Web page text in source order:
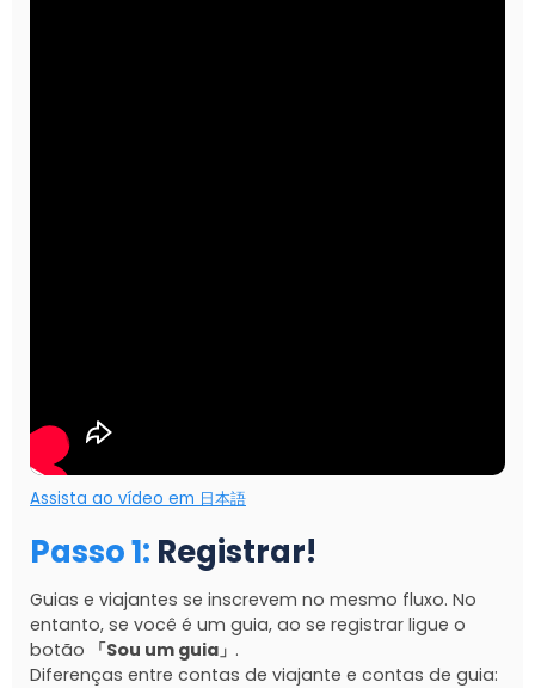
Assista ao vídeo em 日本語
Passo 1: Registrar!
Guias e viajantes se inscrevem no mesmo fluxo. No
entanto, se você é um guia, ao se registrar ligue o
botão
「Sou um guia」 .
Diferenças entre contas de viajante e contas de guia: